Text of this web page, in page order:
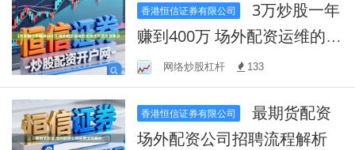
香港恒信证券有限公司
赚到400万 场外配资运维的关
键技巧及注意事项
网络炒股杠杆 133
香港恒信证券有限公司
最期货配资
场外配资公司招聘流程解析